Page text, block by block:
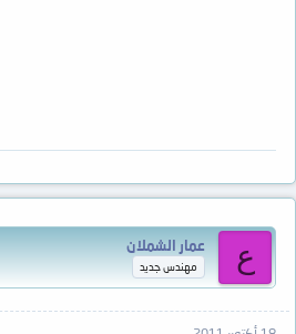
ع عمار الشملان
مهندس جديد